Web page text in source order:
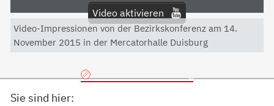
Video aktivieren
Mit dem Aktivieren des Videos akzeptieren Sie die
Video-Impressionen von der Bezirkskonferenz am 14.
November 2015 in der Mercatorhalle Duisburg
Sie sind hier: